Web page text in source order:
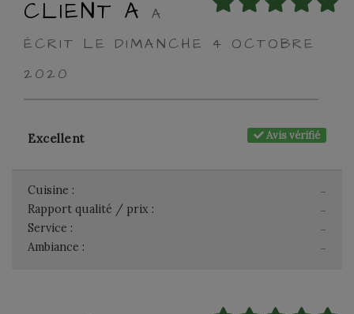
CLIENT A
A
ÉCRIT LE DIMANCHE 4 OCTOBRE
2020
Avis vérifié
Excellent
-
Cuisine :
-
Rapport qualité / prix :
-
Service :
-
Ambiance :